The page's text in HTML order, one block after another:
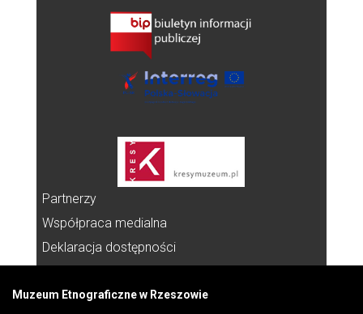
Partnerzy
Współpraca medialna
Deklaracja dostępności
Muzeum Etnograficzne w Rzeszowie